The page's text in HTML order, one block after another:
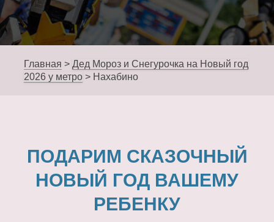
Главная > Дед Мороз и Снегурочка на Новый год
2026 у метро > Нахабино
ПОДАРИМ СКАЗОЧНЫЙ
НОВЫЙ ГОД ВАШЕМУ
РЕБЕНКУ